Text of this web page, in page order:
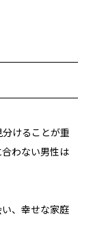
けることが重
わない男性は
、幸せな家庭